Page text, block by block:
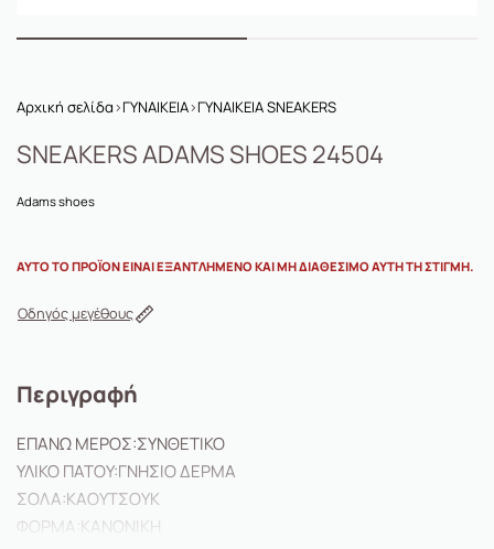
Αρχική σελίδα›ΓΥΝΑΙΚΕΙΑ›ΓΥΝΑΙΚΕΙΑ SNEAKERS
SNEAKERS ADAMS SHOES 24504
Adams shoes
ΑΥΤΌ ΤΟ ΠΡΟΪΌΝ ΕΊΝΑΙ ΕΞΑΝΤΛΗΜΈΝΟ ΚΑΙ ΜΗ ΔΙΑΘΈΣΙΜΟ ΑΥΤΉ ΤΗ ΣΤΙΓΜΉ.
Οδηγός μεγέθους
Περιγραφή
ΕΠΑΝΩ ΜΕΡΟΣ:ΣΥΝΘΕΤΙΚΟ
ΥΛΙΚΟ ΠΑΤΟΥ:ΓΝΗΣΙΟ ΔΕΡΜΑ
ΣΟΛΑ:ΚΑΟΥΤΣΟΥΚ
ΦΟΡΜΑ:ΚΑΝΟΝΙΚΗ